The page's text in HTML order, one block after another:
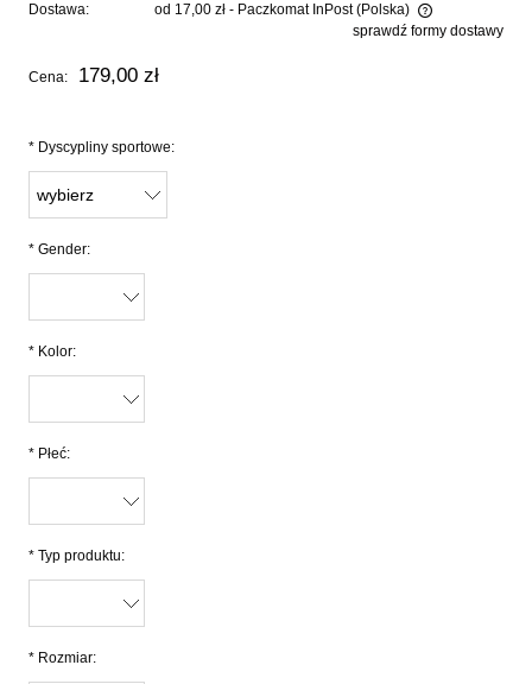
Dostawa:
od 17,00 zł - Paczkomat InPost (Polska)
Cena nie zawiera ewentualnych kosztów płatnościsprawdź formy dostawy
Cena: 179,00 zł
* Dyscypliny sportowe:
* Gender:
* Kolor:
* Płeć:
* Typ produktu:
* Rozmiar: